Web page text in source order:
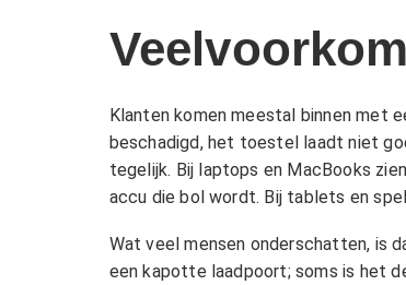
Klanten komen meestal binnen met
beschadigd, het toestel laadt niet
tegelijk. Bij laptops en MacBooks
accu die bol wordt. Bij tablets en
Wat veel mensen onderschatten, is
een kapotte laadpoort; soms is het